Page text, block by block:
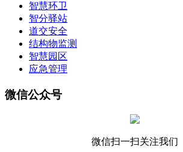
智慧环卫
智分驿站
道交安全
结构物监测
智慧园区
应急管理
微信公众号
微信扫一扫关注我们